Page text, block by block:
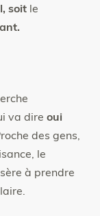
soit le
va dire oui
des gens,
le
à prendre